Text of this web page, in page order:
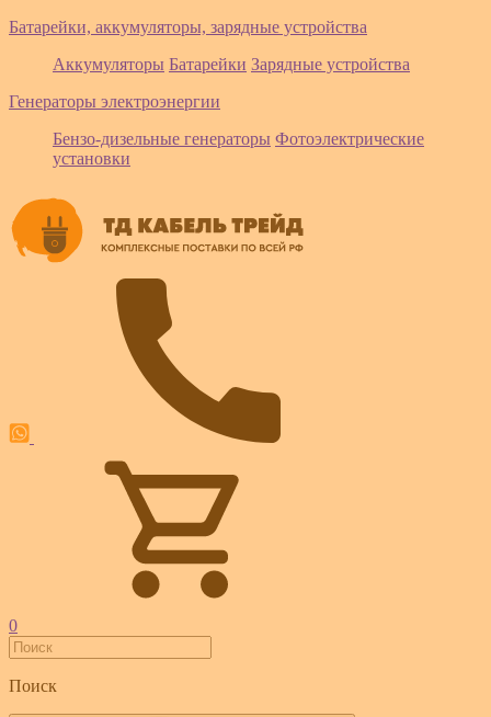
Батарейки, аккумуляторы, зарядные устройства
Аккумуляторы Батарейки Зарядные устройства
Генераторы электроэнергии
Бензо-дизельные генераторы Фотоэлектрические
установки
0
Поиск